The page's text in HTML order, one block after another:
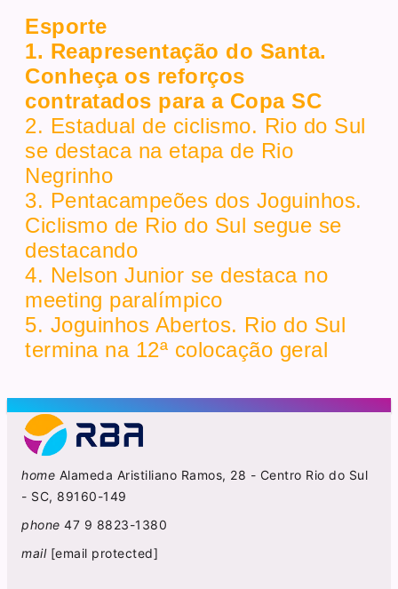
Esporte
1. Reapresentação do Santa.
Conheça os reforços
contratados para a Copa SC
2. Estadual de ciclismo. Rio do Sul
se destaca na etapa de Rio
Negrinho
3. Pentacampeões dos Joguinhos.
Ciclismo de Rio do Sul segue se
destacando
4. Nelson Junior se destaca no
meeting paralímpico
5. Joguinhos Abertos. Rio do Sul
termina na 12ª colocação geral
home Alameda Aristiliano Ramos, 28 - Centro Rio do Sul
- SC, 89160-149
phone 47 9 8823-1380
mail [email protected]